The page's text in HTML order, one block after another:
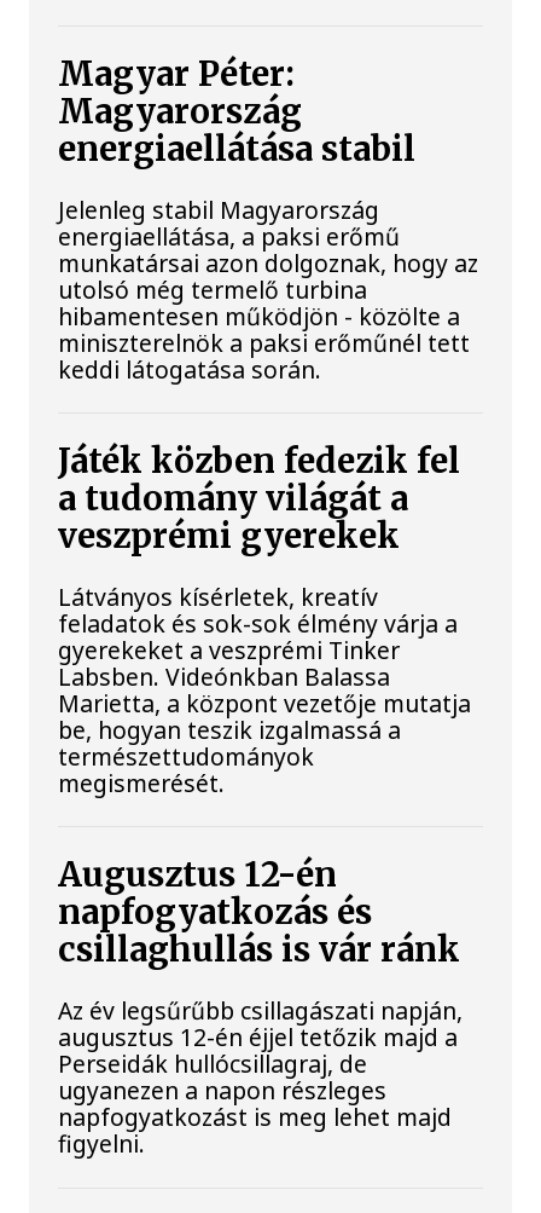
Magyar Péter:
Magyarország
energiaellátása stabil
Jelenleg stabil Magyarország
energiaellátása, a paksi erőmű
munkatársai azon dolgoznak, hogy az
utolsó még termelő turbina
hibamentesen működjön - közölte a
miniszterelnök a paksi erőműnél tett
keddi látogatása során.
Játék közben fedezik fel
a tudomány világát a
veszprémi gyerekek
Látványos kísérletek, kreatív
feladatok és sok-sok élmény várja a
gyerekeket a veszprémi Tinker
Labsben. Videónkban Balassa
Marietta, a központ vezetője mutatja
be, hogyan teszik izgalmassá a
természettudományok
megismerését.
Augusztus 12-én
napfogyatkozás és
csillaghullás is vár ránk
Az év legsűrűbb csillagászati napján,
augusztus 12-én éjjel tetőzik majd a
Perseidák hullócsillagraj, de
ugyanezen a napon részleges
napfogyatkozást is meg lehet majd
figyelni.